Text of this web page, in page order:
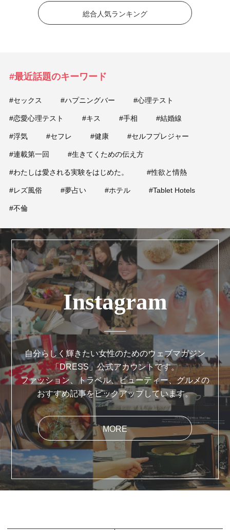
総合人気ランキング
#最近話題のキーワード
#セックス #ハプニングバー #心理テスト
#恋愛心理テスト #キス #手相 #結婚線
#浮気 #セフレ #健康 #セルフプレジャー
#連載第一回 #生きてくための伝え方
#わたしは愛される実験をはじめた。 #性欲と情熱
#レズ風俗 #夢占い #ホテル #Tablet Hotels
#不倫
Instagram
自分らしく輝きたい女性のためのウェブマガジン
「DRESS」公式アカウントです。
ファッション、トラベル、ビューティー、グルメの
おすすめ記事をピックアップしています。
MORE